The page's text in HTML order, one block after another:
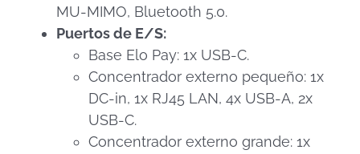
MU-MIMO, Bluetooth 5.0.
Puertos de E/S:
Base Elo Pay: 1x USB-C.
Concentrador externo pequeño: 1x
DC-in, 1x RJ45 LAN, 4x USB-A, 2x
USB-C.
Concentrador externo grande: 1x